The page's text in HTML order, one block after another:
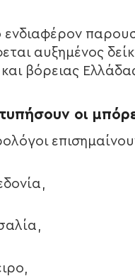
ενδιαφέρον
αυξημένος
και βόρειας
οι